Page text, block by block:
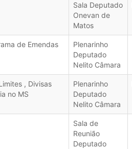
Sala Deputado
Onevan de
Matos
de Emendas
Plenarinho
Deputado
Nelito Câmara
, Divisas
no MS
Plenarinho
Deputado
Nelito Câmara
Sala de
Reunião
Deputado